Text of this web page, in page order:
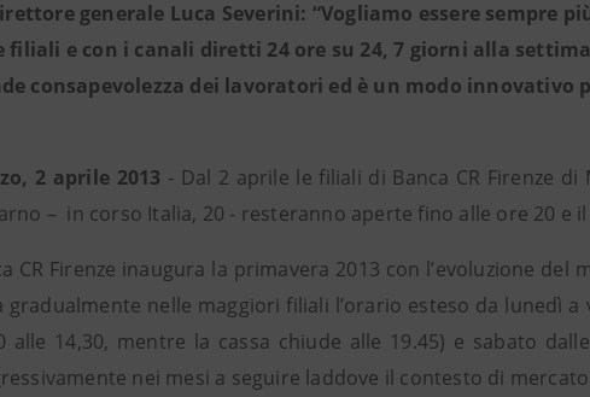
generale Luca Severini: “Vogliamo essere sempre
filiali e con i canali diretti 24 ore su 24, 7 giorni alla
consapevolezza dei lavoratori ed è un modo innovativo
2 aprile 2013 - Dal 2 aprile le filiali di Banca CR Firenze
– in corso Italia, 20 - resteranno aperte fino alle ore 20 e
CR Firenze inaugura la primavera 2013 con l’evoluzione
gradualmente nelle maggiori filiali l’orario esteso da lunedì
alle 14,30, mentre la cassa chiude alle 19.45) e sabato
nei mesi a seguire laddove il contesto di